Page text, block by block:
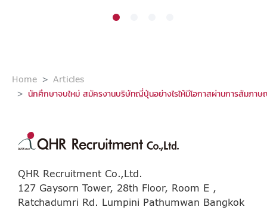
Home
Articles
นักศึกษาจบใหม่ สมัครงานบริษัทญี่ปุ่นอย่างไรให้มีโอกาสผ่านการสัมภา
QHR Recruitment Co.,Ltd.
127 Gaysorn Tower, 28th Floor, Room E ,
Ratchadumri Rd. Lumpini Pathumwan Bangkok